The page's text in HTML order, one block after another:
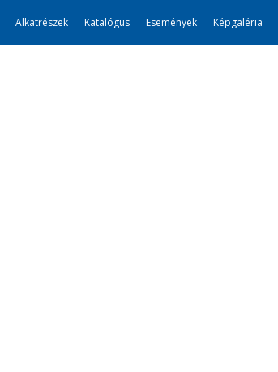
Alkatrészek Katalógus Események Képgaléria